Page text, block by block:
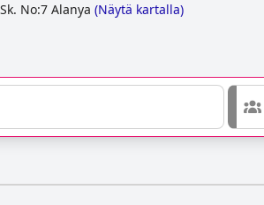
No:7 Alanya (Näytä kartalla)